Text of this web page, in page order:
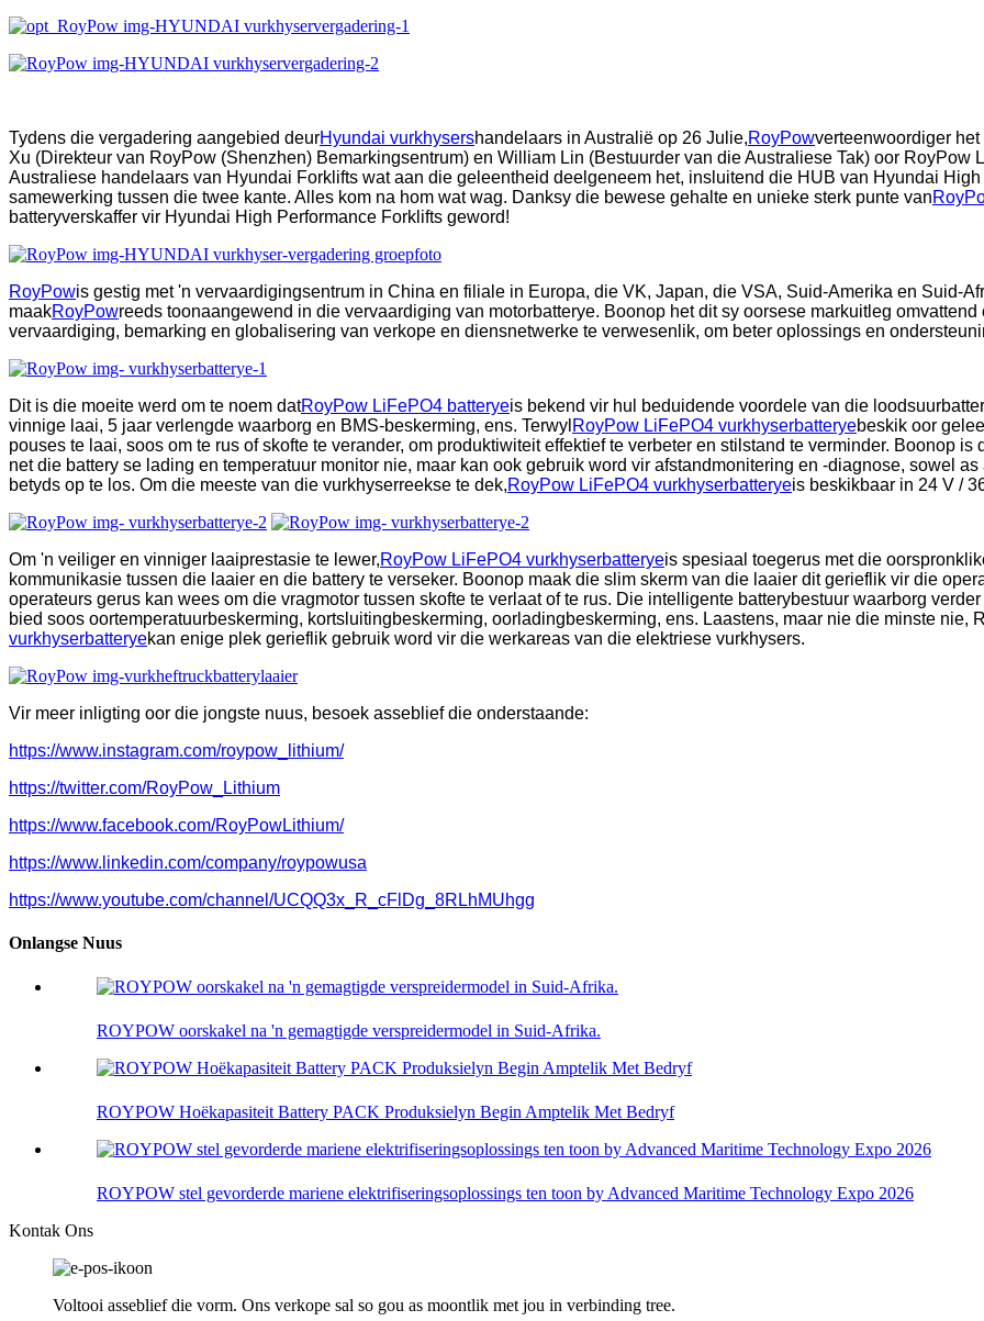
Tydens die vergadering aangebied deurHyundai vurkhysershandelaars in Australië op 26 Julie,RoyPowverteenwoordiger
Xu (Direkteur van RoyPow (Shenzhen) Bemarkingsentrum) en William Lin (Bestuurder van die Australiese Tak) oor
Australiese handelaars van Hyundai Forklifts wat aan die geleentheid deelgeneem het, insluitend die HUB van Hyundai
samewerking tussen die twee kante. Alles kom na hom wat wag. Danksy die bewese gehalte en unieke sterk punte van
batteryverskaffer vir Hyundai High Performance Forklifts geword!
RoyPowis gestig met 'n vervaardigingsentrum in China en filiale in Europa, die VK, Japan, die VSA, Suid-Amerika en Suid-
maakRoyPowreeds toonaangewend in die vervaardiging van motorbatterye. Boonop het dit sy oorsese markuitleg
vervaardiging, bemarking en globalisering van verkope en diensnetwerke te verwesenlik, om beter oplossings en
Dit is die moeite werd om te noem datRoyPow LiFePO4 batteryeis bekend vir hul beduidende voordele van die
vinnige laai, 5 jaar verlengde waarborg en BMS-beskerming, ens. Terwyl RoyPow LiFePO4 vurkhyserbatteryebeskik oor
pouses te laai, soos om te rus of skofte te verander, om produktiwiteit effektief te verbeter en stilstand te verminder. Boonop is
net die battery se lading en temperatuur monitor nie, maar kan ook gebruik word vir afstandmonitering en -diagnose, sowel
betyds op te los. Om die meeste van die vurkhyserreekse te dek,RoyPow LiFePO4 vurkhyserbatteryeis beskikbaar in 24 V /
Om 'n veiliger en vinniger laaiprestasie te lewer,RoyPow LiFePO4 vurkhyserbatteryeis spesiaal toegerus met die
kommunikasie tussen die laaier en die battery te verseker. Boonop maak die slim skerm van die laaier dit gerieflik vir die
operateurs gerus kan wees om die vragmotor tussen skofte te verlaat of te rus. Die intelligente batterybestuur waarborg
bied soos oortemperatuurbeskerming, kortsluitingbeskerming, oorladingbeskerming, ens. Laastens, maar nie die minste nie,
vurkhyserbatteryekan enige plek gerieflik gebruik word vir die werkareas van die elektriese vurkhysers.
Vir meer inligting oor die jongste nuus, besoek asseblief die onderstaande:
https://www.instagram.com/roypow_lithium/
https://twitter.com/RoyPow_Lithium
https://www.facebook.com/RoyPowLithium/
https://www.linkedin.com/company/roypowusa
https://www.youtube.com/channel/UCQQ3x_R_cFlDg_8RLhMUhgg
Onlangse Nuus
ROYPOW oorskakel na 'n gemagtigde verspreidermodel in Suid-Afrika.
ROYPOW Hoëkapasiteit Battery PACK Produksielyn Begin Amptelik Met Bedryf
ROYPOW stel gevorderde mariene elektrifiseringsoplossings ten toon by Advanced Maritime Technology Expo 2026
Kontak Ons
Voltooi asseblief die vorm. Ons verkope sal so gou as moontlik met jou in verbinding tree.